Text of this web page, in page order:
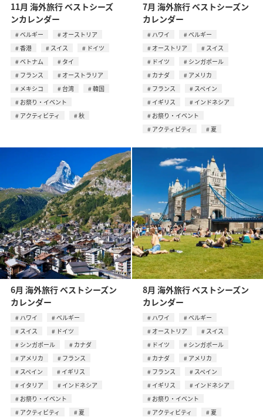
11月 海外旅行 ベストシーズ
ンカレンダー
ベルギー
オーストリア
香港
スイス
ドイツ
ベトナム
タイ
フランス
オーストラリア
メキシコ
台湾
韓国
お祭り・イベント
アクティビティ
秋
7月 海外旅行 ベストシーズン
カレンダー
ハワイ
ベルギー
オーストリア
スイス
ドイツ
シンガポール
カナダ
アメリカ
フランス
スペイン
イギリス
インドネシア
お祭り・イベント
アクティビティ
夏
6月 海外旅行 ベストシーズン
カレンダー
ハワイ
ベルギー
スイス
ドイツ
シンガポール
カナダ
アメリカ
フランス
スペイン
イギリス
イタリア
インドネシア
お祭り・イベント
アクティビティ
夏
8月 海外旅行 ベストシーズン
カレンダー
ハワイ
ベルギー
オーストリア
スイス
ドイツ
シンガポール
カナダ
アメリカ
フランス
スペイン
イギリス
インドネシア
お祭り・イベント
アクティビティ
夏